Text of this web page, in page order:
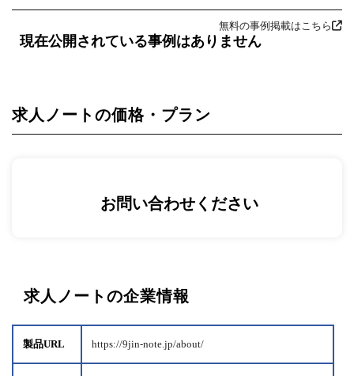
無料の事例掲載はこちら
現在公開されている事例はありません
求人ノートの価格・プラン
お問い合わせください
求人ノートの企業情報
製品URL https://9jin-note.jp/about/